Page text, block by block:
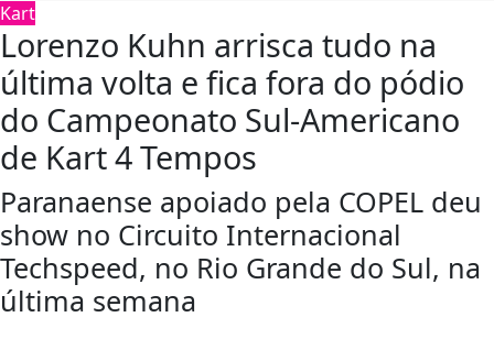
Kart
Lorenzo Kuhn arrisca tudo na
última volta e fica fora do pódio
do Campeonato Sul-Americano
de Kart 4 Tempos
Paranaense apoiado pela COPEL deu
show no Circuito Internacional
Techspeed, no Rio Grande do Sul, na
última semana